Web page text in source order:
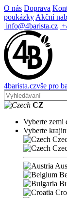
O nás Doprava
poukázky Akční
info@4barista.cz
4barista.czvše pro
CZ
Vyberte zemi
Vyberte